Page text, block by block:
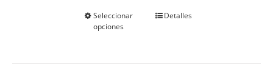
Seleccionar
opciones
EsteDetalles